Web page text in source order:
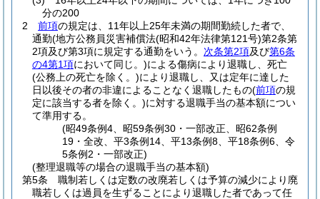
分の200
2
前項の規定は、11年以上25年未満の期間勤続した者で、
通勤(地方公務員災害補償法(昭和42年法律第121号)第2条第
2項及び第3項に規定する通勤をいう。 次条第2項及び第6条
の4第1項において同じ。)による傷病により退職し、死亡
(公務上の死亡を除く。)により退職し、又は定年に達した
日以後その者の非違によることなく退職したもの(前項の規
定に該当する者を除く。)に対する退職手当の基本額につい
て準用する。
(昭49条例4、昭59条例30・一部改正、昭62条例
19・全改、平3条例14、平13条例8、平18条例6、令
5条例2・一部改正)
(整理退職等の場合の退職手当の基本額)
第5条
職制若しくは定数の改廃若しくは予算の減少により廃
職若しくは過員を生ずることにより退職した者であって任